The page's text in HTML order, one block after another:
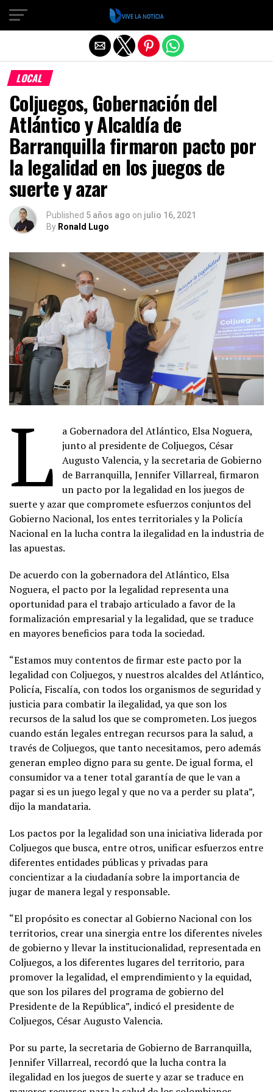
LOCAL
Coljuegos, Gobernación del
Atlántico y Alcaldía de
Barranquilla firmaron pacto por
la legalidad en los juegos de
suerte y azar
Published 5 años ago on julio 16, 2021
By Ronald Lugo
L
a Gobernadora del Atlántico, Elsa Noguera,
junto al presidente de Coljuegos, César
Augusto Valencia, y la secretaria de Gobierno
de Barranquilla, Jennifer Villarreal, firmaron
un pacto por la legalidad en los juegos de
suerte y azar que compromete esfuerzos conjuntos del
Gobierno Nacional, los entes territoriales y la Policía
Nacional en la lucha contra la ilegalidad en la industria de
las apuestas.
De acuerdo con la gobernadora del Atlántico, Elsa
Noguera, el pacto por la legalidad representa una
oportunidad para el trabajo articulado a favor de la
formalización empresarial y la legalidad, que se traduce
en mayores beneficios para toda la sociedad.
“Estamos muy contentos de firmar este pacto por la
legalidad con Coljuegos, y nuestros alcaldes del Atlántico,
Policía, Fiscalía, con todos los organismos de seguridad y
justicia para combatir la ilegalidad, ya que son los
recursos de la salud los que se comprometen. Los juegos
cuando están legales entregan recursos para la salud, a
través de Coljuegos, que tanto necesitamos, pero además
generan empleo digno para su gente. De igual forma, el
consumidor va a tener total garantía de que le van a
pagar si es un juego legal y que no va a perder su plata”,
dijo la mandataria.
Los pactos por la legalidad son una iniciativa liderada por
Coljuegos que busca, entre otros, unificar esfuerzos entre
diferentes entidades públicas y privadas para
concientizar a la ciudadanía sobre la importancia de
jugar de manera legal y responsable.
“El propósito es conectar al Gobierno Nacional con los
territorios, crear una sinergia entre los diferentes niveles
de gobierno y llevar la institucionalidad, representada en
Coljuegos, a los diferentes lugares del territorio, para
promover la legalidad, el emprendimiento y la equidad,
que son los pilares del programa de gobierno del
Presidente de la República”, indicó el presidente de
Coljuegos, César Augusto Valencia.
Por su parte, la secretaria de Gobierno de Barranquilla,
Jennifer Villarreal, recordó que la lucha contra la
ilegalidad en los juegos de suerte y azar se traduce en
Salir de la versión móvil